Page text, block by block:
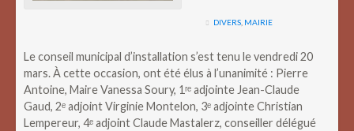
DIVERS MAIRIE
Le conseil municipal d’installation s’est tenu le vendredi 20
mars. À cette occasion, ont été élus à l’unanimité : Pierre
Antoine, Maire Vanessa Soury, 1ʳᵉ adjointe Jean-Claude
Gaud, 2ᵉ adjoint Virginie Montelon, 3ᵉ adjointe Christian
Lempereur, 4ᵉ adjoint Claude Mastalerz, conseiller délégué